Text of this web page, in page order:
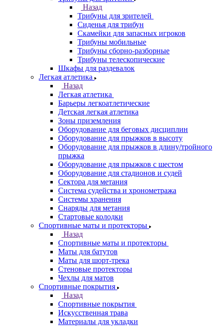
Назад
Трибуны для зрителей
Сиденья для трибун
Скамейки для запасных игроков
Трибуны мобильные
Трибуны сборно-разборные
Трибуны телескопические
Шкафы для раздевалок
Легкая атлетика
Назад
Легкая атлетика
Барьеры легкоатлетические
Детская легкая атлетика
Зоны приземления
Оборудование для беговых дисциплин
Оборудование для прыжков в высоту
Оборудование для прыжков в длину/тройного
прыжка
Оборудование для прыжков с шестом
Оборудование для стадионов и судей
Сектора для метания
Система судейства и хронометража
Системы хранения
Снаряды для метания
Стартовые колодки
Спортивные маты и протекторы
Назад
Спортивные маты и протекторы
Маты для батутов
Маты для шорт-трека
Стеновые протекторы
Чехлы для матов
Спортивные покрытия
Назад
Спортивные покрытия
Искусственная трава
Материалы для укладки